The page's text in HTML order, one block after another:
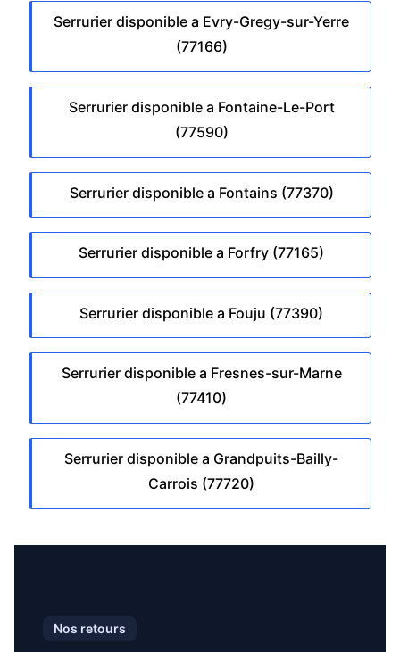
Serrurier disponible a Evry-Gregy-sur-Yerre
(77166)
Serrurier disponible a Fontaine-Le-Port
(77590)
Serrurier disponible a Fontains (77370)
Serrurier disponible a Forfry (77165)
Serrurier disponible a Fouju (77390)
Serrurier disponible a Fresnes-sur-Marne
(77410)
Serrurier disponible a Grandpuits-Bailly-
Carrois (77720)
Nos retours